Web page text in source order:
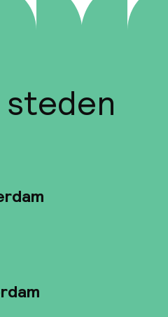
steden